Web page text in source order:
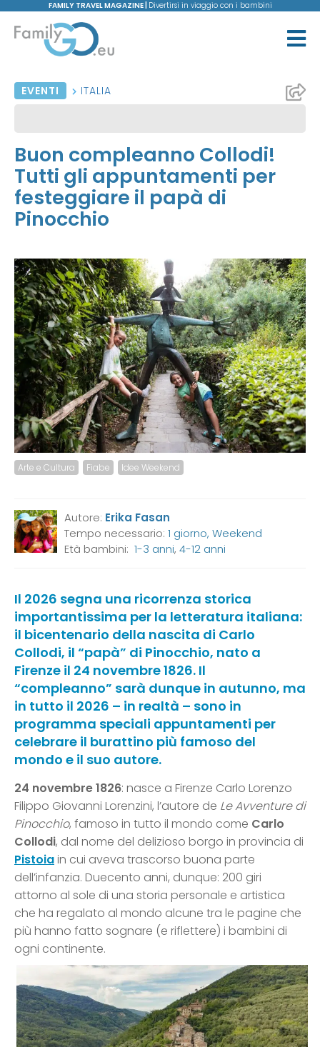
FAMILY TRAVEL MAGAZINE | Divertirsi in viaggio con i bambini
EVENTI ITALIA
Buon compleanno Collodi!
Tutti gli appuntamenti per
festeggiare il papà di
Pinocchio
Arte e Cultura Fiabe Idee Weekend
Autore: Erika Fasan
Tempo necessario: 1 giorno, Weekend
Età bambini: 1-3 anni, 4-12 anni
Il 2026 segna una ricorrenza storica
importantissima per la letteratura italiana:
il bicentenario della nascita di Carlo
Collodi, il “papà” di Pinocchio, nato a
Firenze il 24 novembre 1826. Il
“compleanno” sarà dunque in autunno, ma
in tutto il 2026 – in realtà – sono in
programma speciali appuntamenti per
celebrare il burattino più famoso del
mondo e il suo autore.
24 novembre 1826: nasce a Firenze Carlo Lorenzo
Filippo Giovanni Lorenzini, l’autore de LeAvventure di
Pinocchio, famoso in tutto il mondo come Carlo
Collodi, dal nome del delizioso borgo in provincia di
Pistoiain cui aveva trascorso buona parte
dell’infanzia. Duecento anni, dunque: 200 giri
attorno al sole di una storia personale e artistica
che ha regalato al mondo alcune tra le pagine che
più hanno fatto sognare (e riflettere) i bambini di
ogni continente.